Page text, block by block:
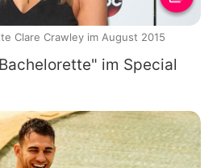
im Special
Clare Crawley im August 2015